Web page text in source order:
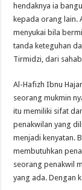
hendaknya ia
kepada orang lain.
menyukai bila
tanda keteguhan
Tirmidzi, dari
Al-Hafizh Ibnu
seorang mukmin
itu memiliki sifat
penakwilan yang
menjadi kenyatan.
membutuhkan
seorang penakwil
yang ada. Dengan